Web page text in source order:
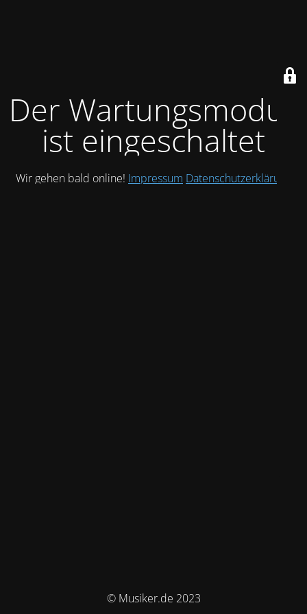
Der Wartungsmodus
ist eingeschaltet
Wir gehen bald online! Impressum Datenschutzerklärung
© Musiker.de 2023